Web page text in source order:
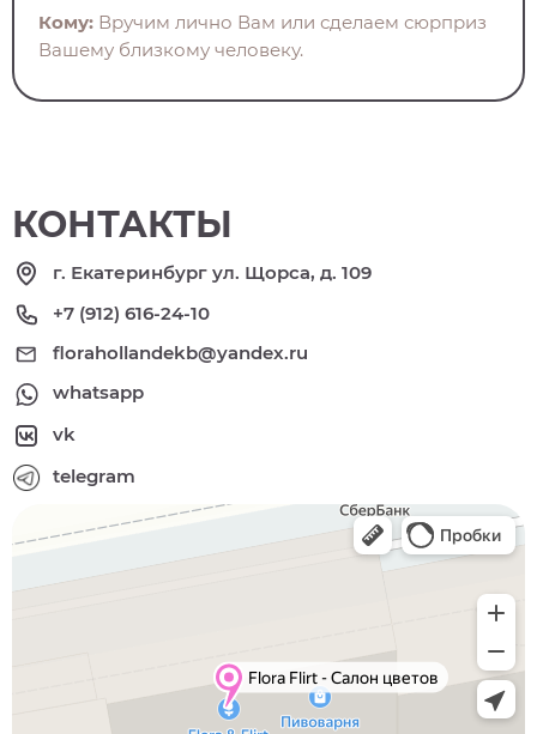
Кому: Вручим лично Вам или сделаем сюрприз
Вашему близкому человеку.
КОНТАКТЫ
г. Екатеринбург ул. Щорса, д. 109
+7 (912) 616-24-10
florahollandekb@yandex.ru
whatsapp
vk
telegram